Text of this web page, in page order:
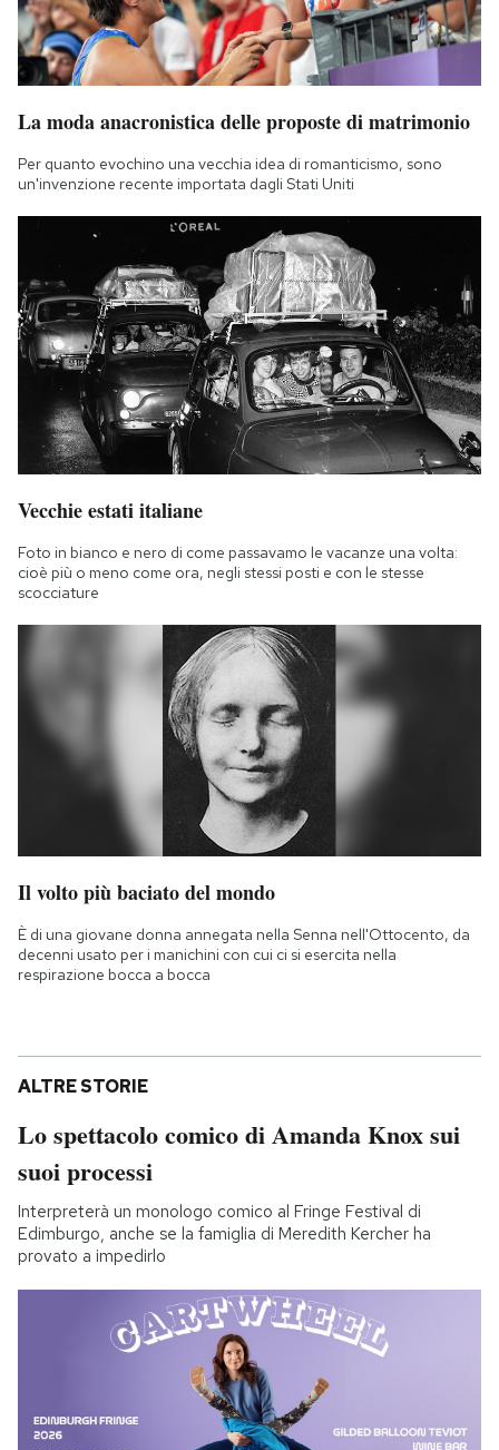
La moda anacronistica delle proposte di matrimonio
Per quanto evochino una vecchia idea di romanticismo, sono
un'invenzione recente importata dagli Stati Uniti
Vecchie estati italiane
Foto in bianco e nero di come passavamo le vacanze una volta:
cioè più o meno come ora, negli stessi posti e con le stesse
scocciature
Il volto più baciato del mondo
È di una giovane donna annegata nella Senna nell'Ottocento, da
decenni usato per i manichini con cui ci si esercita nella
respirazione bocca a bocca
ALTRE STORIE
Lo spettacolo comico di Amanda Knox sui
suoi processi
Interpreterà un monologo comico al Fringe Festival di
Edimburgo, anche se la famiglia di Meredith Kercher ha
provato a impedirlo